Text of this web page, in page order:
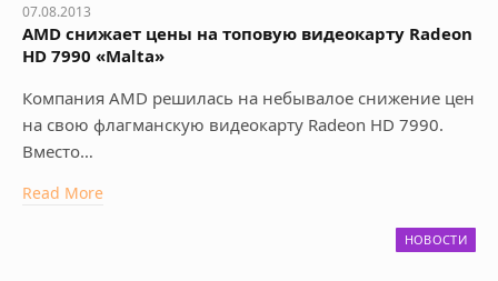
07.08.2013
AMD снижает цены на топовую видеокарту Radeon
HD 7990 «Malta»
Компания AMD решилась на небывалое снижение цен
на свою флагманскую видеокарту Radeon HD 7990.
Вместо…
Read More
НОВОСТИ